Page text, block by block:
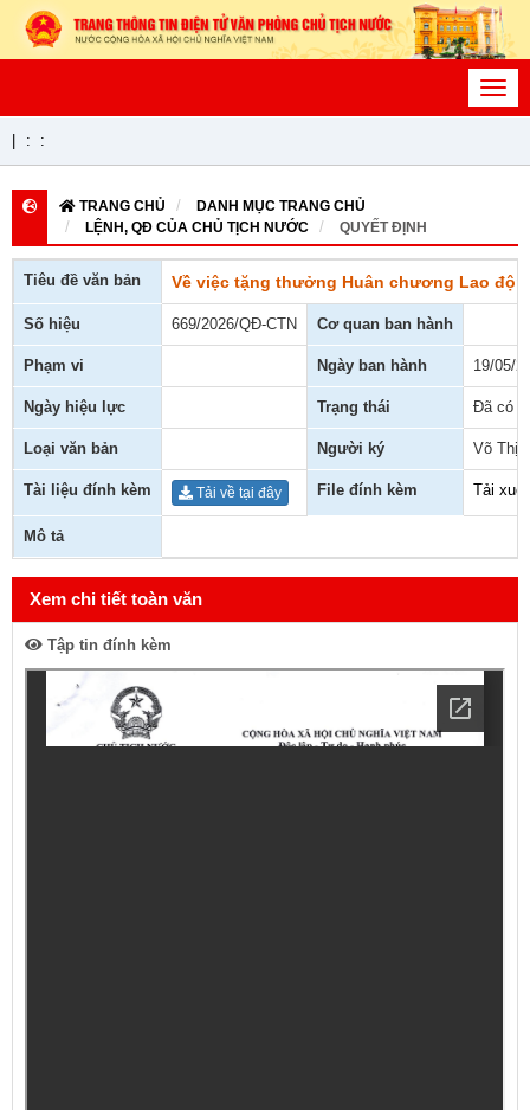
: :
TRANG CHỦ
DANH MỤC TRANG CHỦ
LỆNH, QĐ CỦA CHỦ TỊCH NƯỚC
QUYẾT ĐỊNH
Tiêu đề văn bản Về việc tặng thưởng Huân chương Lao
Số hiệu 669/2026/QĐ-CTN Cơ quan ban hành
Phạm vi Ngày ban hành 19/05/
Ngày hiệu lực Trạng thái Đã có
Loại văn bản Người ký Võ Thị
Tài liệu đính kèm Tải về tại đây File đính kèm Tải
Mô tả
Xem chi tiết toàn văn
Tập tin đính kèm